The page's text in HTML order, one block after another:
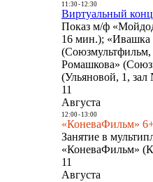
11:30- 12:30
Виртуальный
Показ м/ф
16 мин.); «Ивашка
(Союзмультфильм,
Ромашкова»
(Ульяновой, 1,
11
Августа
12:00- 13:00
«КоневаФильм»
Занятие в
«КоневаФильм»
11
Августа